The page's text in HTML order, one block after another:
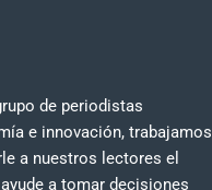
de periodistas
e innovación, trabajamos
a nuestros lectores el
a tomar decisiones